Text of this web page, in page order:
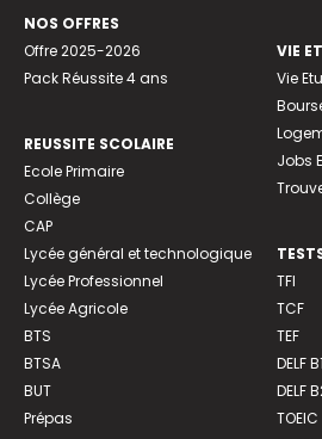
NOS OFFRES
Offre 2025-2026
Pack Réussite 4 ans
REUSSITE SCOLAIRE
Ecole Primaire
Collège
CAP
Lycée général et technologique
Lycée Professionnel
Lycée Agricole
BTS
BTSA
BUT
Prépas
VIE
Vie
Jobs
TFI
TCF
TEF
DELF B1
DELF
TOEIC